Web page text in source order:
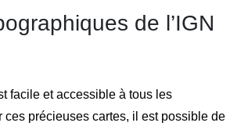
de l’IGN
facile et accessible à tous les
ces précieuses cartes, il est possible de